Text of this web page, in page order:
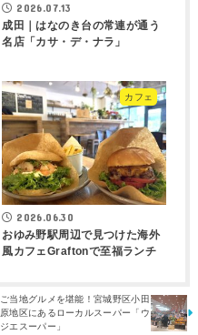
2026.07.13
成田｜はなのき台の常連が通う
名店「カサ・デ・ナラ」
カフェ
2026.06.30
おゆみ野駅周辺で見つけた海外
風カフェGraftonで至福ランチ
ご当地グルメを堪能！宮城野区小田
原地区にあるローカルスーパー「ウ
ジエスーパー」